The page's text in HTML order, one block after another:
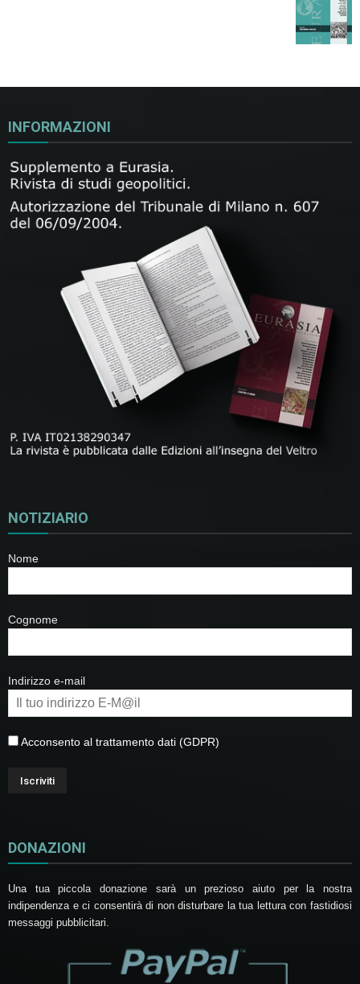
INFORMAZIONI
NOTIZIARIO
Nome
Cognome
Indirizzo e-mail
Acconsento al trattamento dati (GDPR)
DONAZIONI
Una tua piccola donazione sarà un prezioso aiuto per la nostra
indipendenza e ci consentirà di non disturbare la tua lettura con fastidiosi
messaggi pubblicitari.